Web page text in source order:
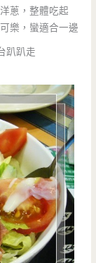
蔥，整體吃起
樂，蠻適合一邊